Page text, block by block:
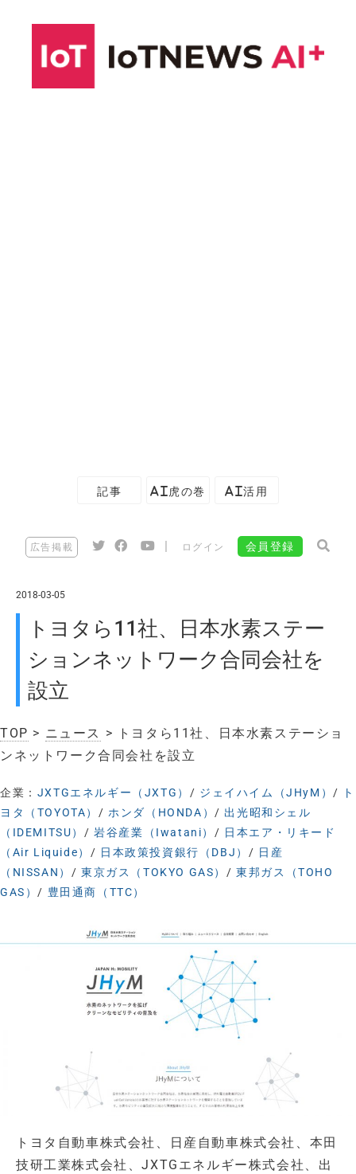
記事 AI虎の巻 AI活用
広告掲載 ログイン 会員登録
2018-03-05
トヨタら11社、日本水素ステー
ションネットワーク合同会社を
設立
TOP > ニュース > トヨタら11社、日本水素ステーショ
ンネットワーク合同会社を設立
企業： JXTGエネルギー（JXTG） / ジェイハイム（JHyM）/
ト
ヨタ（TOYOTA） /ホンダ（HONDA）/ 出光昭和シェル
（IDEMITSU） /岩谷産業（Iwatani）/ 日本エア・リキード
（Air Liquide） / 日本政策投資銀行（DBJ） / 日産
（NISSAN） /東京ガス（TOKYO GAS）/東邦ガス（TOHO
GAS）/ 豊田通商（TTC）
トヨタ自動車株式会社、日産自動車株式会社、本田
技研工業株式会社、JXTGエネルギー株式会社、出